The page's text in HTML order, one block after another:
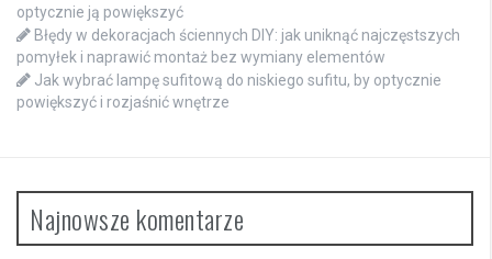
optycznie ją powiększyć
Błędy w dekoracjach ściennych DIY: jak uniknąć najczęstszych
pomyłek i naprawić montaż bez wymiany elementów
Jak wybrać lampę sufitową do niskiego sufitu, by optycznie
powiększyć i rozjaśnić wnętrze
Najnowsze komentarze